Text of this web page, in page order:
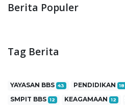
Berita Populer
Tag Berita
YAYASAN BBS 43 PENDIDIKAN 18
SMPIT BBS 12 KEAGAMAAN 12